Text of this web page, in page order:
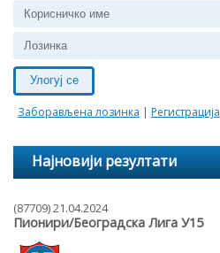
Улогуј се
Заборављена лозинка | Регистрација
Најновији резултати
(87709) 21.04.2024
Пионири/Београдска Лига У15